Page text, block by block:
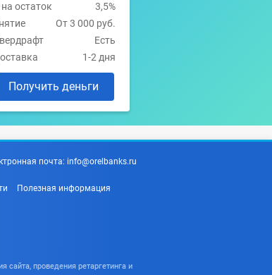
на остаток
3,5%
От 3 000 руб.
Есть
1-2 дня
Получить деньги
почта: info@orelbanks.ru
Полезная информация
сайта, проведения ретаргетинга и